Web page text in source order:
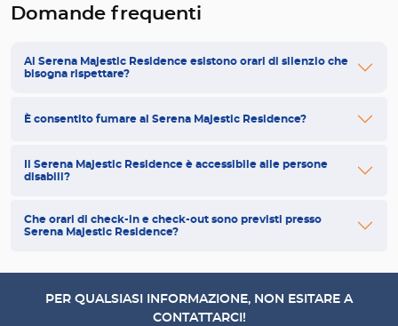
Domande frequenti
Al Serena Majestic Residence esistono orari di silenzio che
bisogna rispettare?
È consentito fumare al Serena Majestic Residence?
Il Serena Majestic Residence è accessibile alle persone
disabili?
Che orari di check-in e check-out sono previsti presso
Serena Majestic Residence?
PER QUALSIASI INFORMAZIONE, NON ESITARE A
CONTATTARCI!